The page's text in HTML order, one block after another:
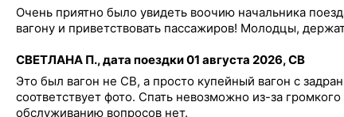
Очень приятно было увидеть воочию начальника
вагону и приветствовать пассажиров! Молодцы,
СВЕТЛАНА П., дата поездки 01 августа 2026, СВ
Это был вагон не СВ, а просто купейный вагон с
соответствует фото. Спать невозможно из-за
обслуживанию вопросов нет.